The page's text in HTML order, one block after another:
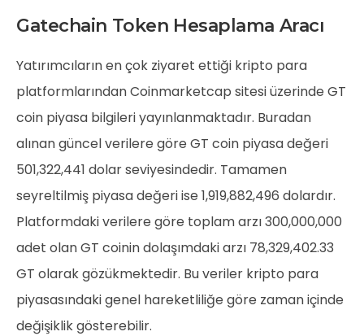
Gatechain Token Hesaplama Aracı
Yatırımcıların en çok ziyaret ettiği kripto para
platformlarından Coinmarketcap sitesi üzerinde GT
coin piyasa bilgileri yayınlanmaktadır. Buradan
alınan güncel verilere göre GT coin piyasa değeri
501,322,441 dolar seviyesindedir. Tamamen
seyreltilmiş piyasa değeri ise 1,919,882,496 dolardır.
Platformdaki verilere göre toplam arzı 300,000,000
adet olan GT coinin dolaşımdaki arzı 78,329,402.33
GT olarak gözükmektedir. Bu veriler kripto para
piyasasındaki genel hareketliliğe göre zaman içinde
değişiklik gösterebilir.